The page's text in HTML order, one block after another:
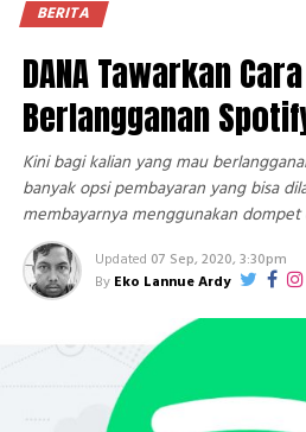
BERITA
DANA Tawarkan
Berlangganan
Kini bagi kalian yang mau
banyak opsi pembayaran yang bisa
membayarnya menggunakan dompet
Updated 07 Sep, 2020, 3:30pm
By Eko Lannue Ardy